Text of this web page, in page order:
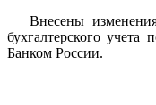
Внесены
бухгалтерского учета
Банком России.